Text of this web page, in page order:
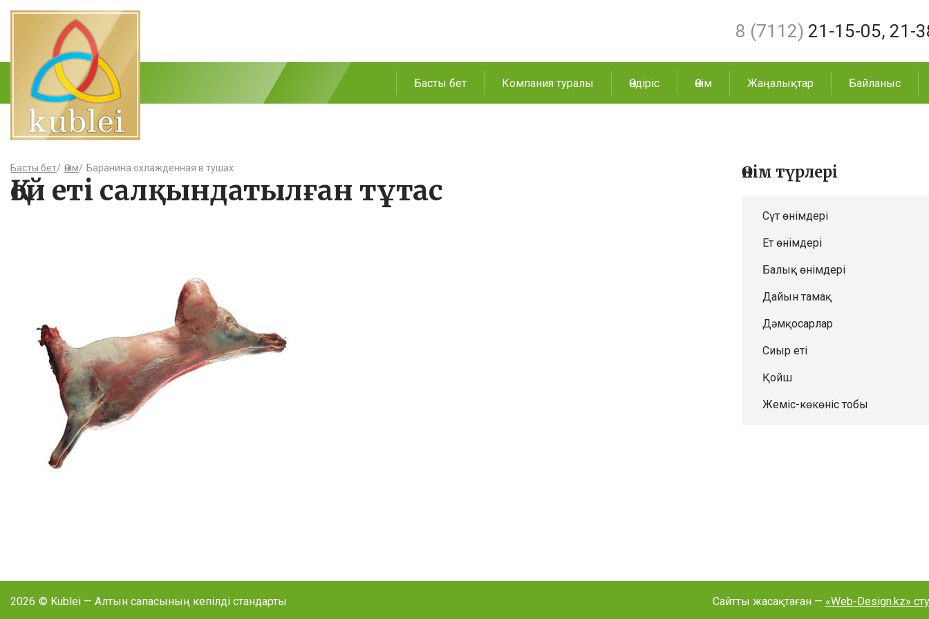
8 (7112) 21-15-05, 21-
Басты бет Компания туралы Өндіріс Өнім Жаңалықтар Байланыс
Басты бет/ Өнім/ Баранина охлажденная в тушах
Қой еті салқындатылған тұтас
Өнім түрлері
Сүт өнімдері
Ет өнімдері
Балық өнімдері
Дайын тамақ
Дәмқосарлар
Сиыр еті
Қойш
Жеміс-көкөніс тобы
2026 © Kublei — Алтын сапасының кепілді стандарты Сайтты жасақтаған — «Web-Design.kz»